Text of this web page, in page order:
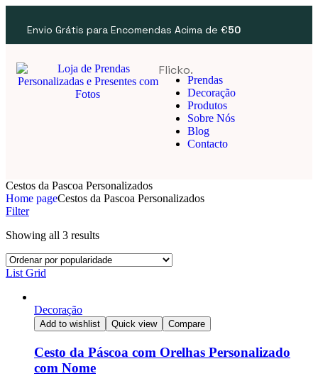
Envio Grátis para Encomendas Acima de €50
Prendas
Decoração
Produtos
Sobre Nós
Blog
Contacto
Flicko.
Cestos da Pascoa Personalizados
Home pageCestos da Pascoa Personalizados
Filter
Showing all 3 results
List Grid
Decoração
Add to wishlist Quick view Compare
Cesto da Páscoa com Orelhas Personalizado
com Nome